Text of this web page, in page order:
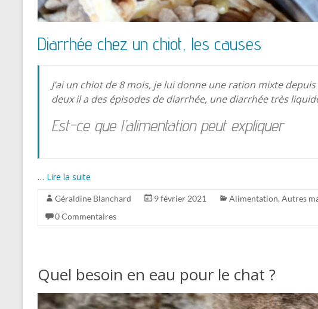
Diarrhée chez un chiot, les causes
J’ai un chiot de 8 mois, je lui donne une ration mixte
deux il a des épisodes de diarrhée, une diarrhée très
Est-ce que l’alimentation peut expliquer
… Lire la suite
Géraldine Blanchard 9 février 2021 Alimentation, Autres
0 Commentaires
Quel besoin en eau pour le chat ?